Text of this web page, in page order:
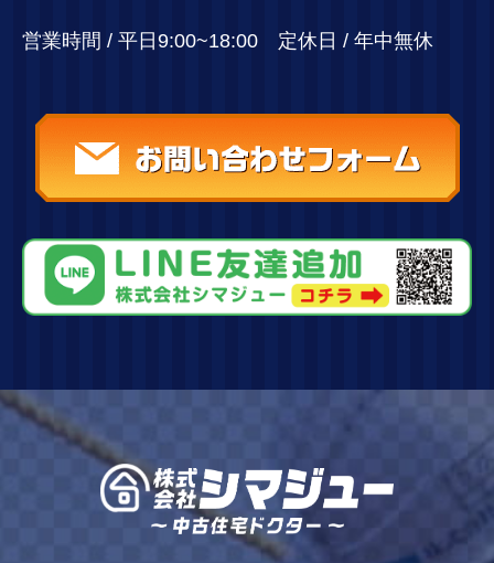
営業時間 / 平日9:00~18:00 定休日 / 年中無休